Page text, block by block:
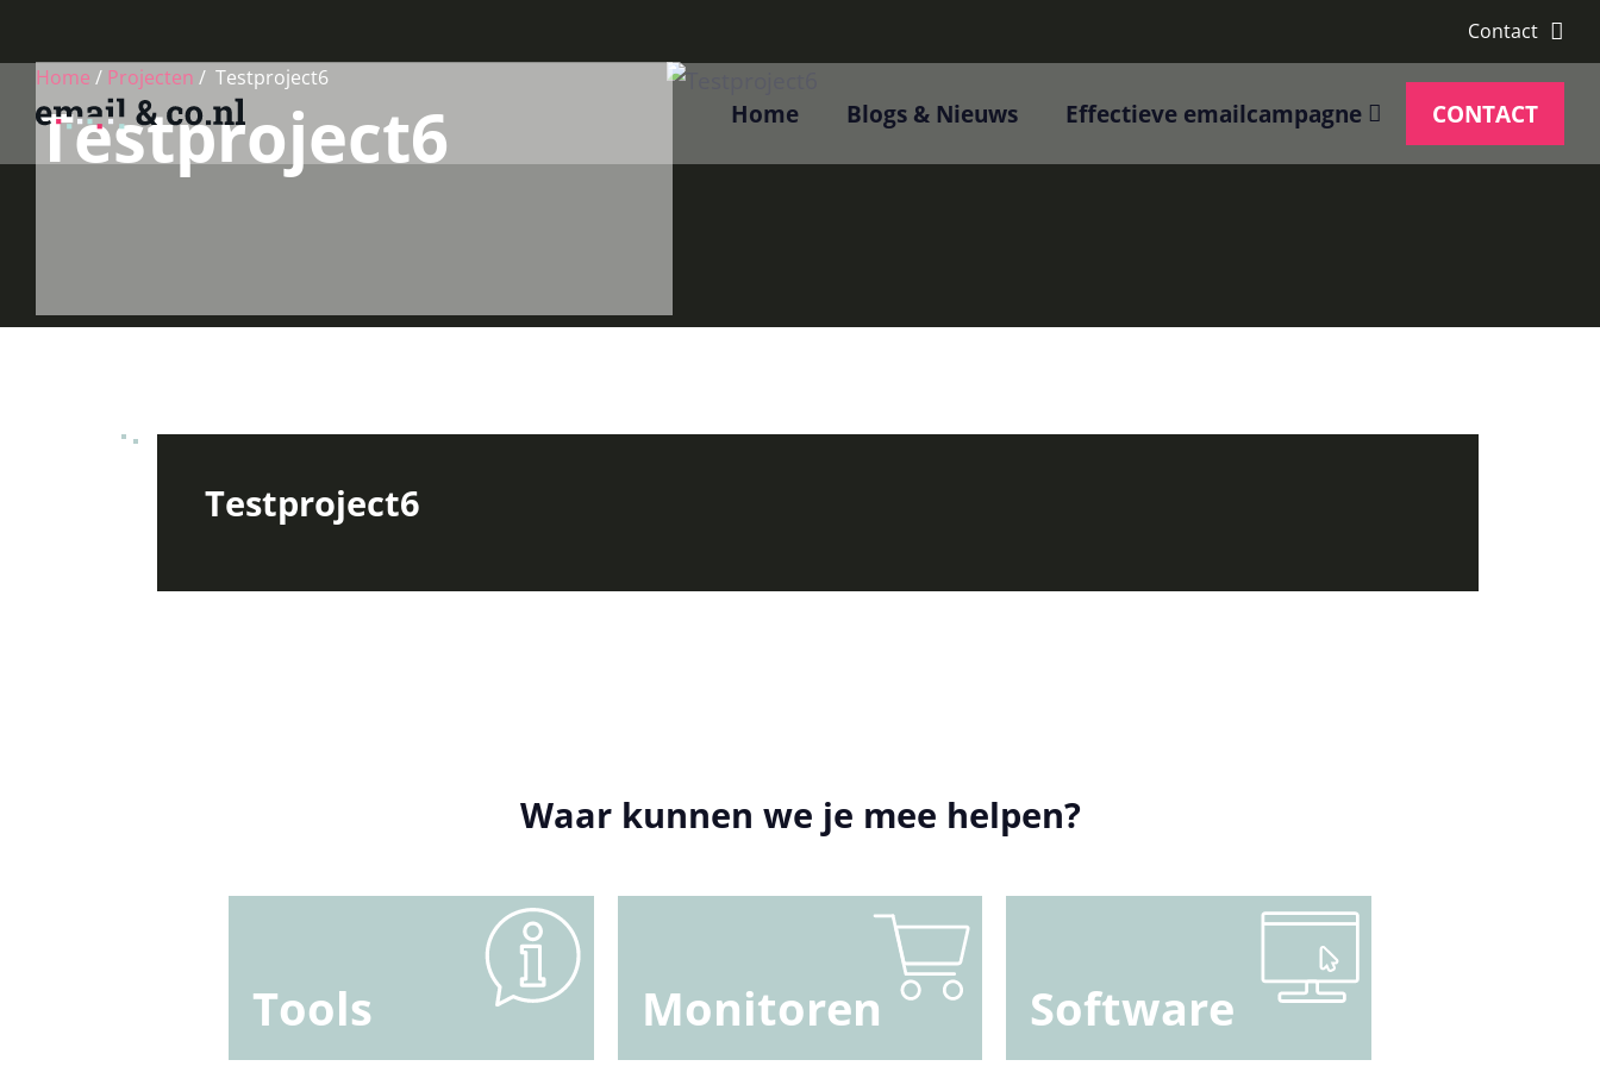
Contact
Home Blogs & Nieuws Effectieve emailcampagne CONTACT
Home / Projecten / Testproject6
Testproject6
Testproject6
Waar kunnen we je mee helpen?
Tools Monitoren Software